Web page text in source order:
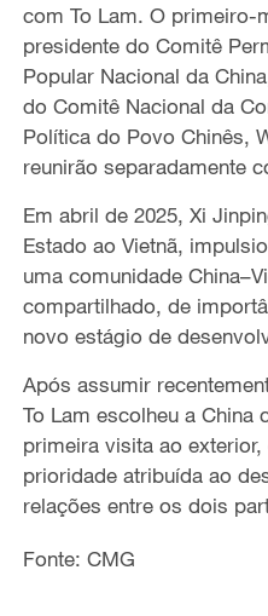
com To Lam. O primeiro-
presidente do Comitê
Popular Nacional da
do Comitê Nacional da
Política do Povo Chinês,
reunirão separadamente
Em abril de 2025, Xi
Estado ao Vietnã,
uma comunidade
compartilhado, de
novo estágio de
Após assumir
To Lam escolheu a China
primeira visita ao
prioridade atribuída ao
relações entre os dois
Fonte: CMG